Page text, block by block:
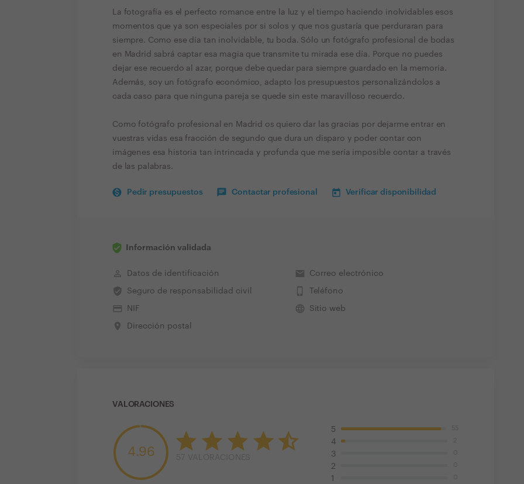
La fotografía es el perfecto romance entre la luz y el tiempo haciendo inolvidables esos
momentos que ya son especiales por si solos y que nos gustaría que perduraran para
siempre. Como ese día tan inolvidable, tu boda. Sólo un fotógrafo profesional de bodas
en Madrid sabrá captar esa magia que transmite tu mirada ese día. Porque no puedes
dejar ese recuerdo al azar, porque debe quedar para siempre guardado en la memoria.
Además, soy un fotógrafo económico, adapto los presupuestos personalizándolos a
cada caso para que ninguna pareja se quede sin este maravilloso recuerdo.
Como fotógrafo profesional en Madrid os quiero dar las gracias por dejarme entrar en
vuestras vidas esa fracción de segundo que dura un disparo y poder contar con
imágenes esa historia tan intrincada y profunda que me sería imposible contar a través
de las palabras.
Pedir presupuestos Contactar profesional Verificar disponibilidad
Información validada
perm_identity Datos de identificación
verified_user Seguro de responsabilidad civil
credit_card NIF
place Dirección postal
email Correo electrónico
phone_iphone Teléfono
language Sitio web
VALORACIONES
4.96
5
4
3
2
1